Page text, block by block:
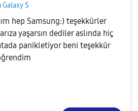
Galaxy S
hep Samsung:) teşekkürler
yaşarsın dediler aslında hiç
panikletiyor beni teşekkür